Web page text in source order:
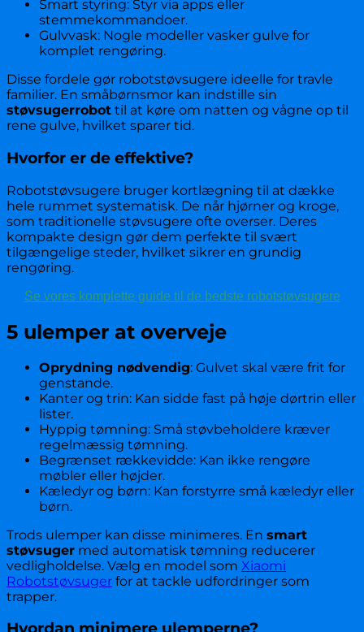
Smart styring: Styr via apps eller
stemmekommandoer.
Gulvvask: Nogle modeller vasker gulve for
komplet rengøring.
Disse fordele gør robotstøvsugere ideelle for travle
familier. En småbørnsmor kan indstille sin
støvsugerrobot til at køre om natten og vågne op til
rene gulve, hvilket sparer tid.
Hvorfor er de effektive?
Robotstøvsugere bruger kortlægning til at dække
hele rummet systematisk. De når hjørner og kroge,
som traditionelle støvsugere ofte overser. Deres
kompakte design gør dem perfekte til svært
tilgængelige steder, hvilket sikrer en grundig
rengøring.
Se vores komplette guide til de bedste robotstøvsugere
5 ulemper at overveje
Oprydning nødvendig: Gulvet skal være frit for
genstande.
Kanter og trin: Kan sidde fast på høje dørtrin eller
lister.
Hyppig tømning: Små støvbeholdere kræver
regelmæssig tømning.
Begrænset rækkevidde: Kan ikke rengøre
møbler eller højder.
Kæledyr og børn: Kan forstyrre små kæledyr eller
børn.
Trods ulemper kan disse minimeres. En smart
støvsuger med automatisk tømning reducerer
vedligholdelse. Vælg en model som Xiaomi
Robotstøvsuger for at tackle udfordringer som
trapper.